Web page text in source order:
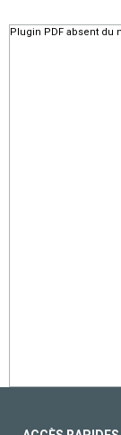
Plugin PDF absent du